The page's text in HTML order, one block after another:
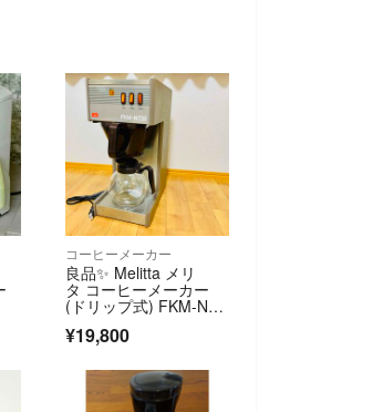
コーヒーメーカー
良品✨ Melitta メリ
タ コーヒーメーカー
(ドリップ式) FKM-N72
B
¥19,800